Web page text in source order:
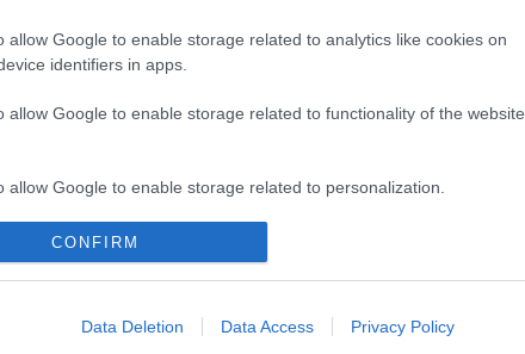
allow Google to enable storage related to analytics like cookies on
identifiers in apps.
allow Google to enable storage related to functionality of the website
allow Google to enable storage related to personalization.
allow Google to enable storage related to security, including
functionality and fraud prevention, and other user protection.
CONFIRM
Data Deletion Data Access Privacy Policy
rentables en Comunio.
de los fichajes más ‘random’ del verano, pero a
a Girona para «retirarse», aún le queda
seis meses en el Bayern la pasó casi en blanco,
bastante bien en SofaScore, con una nota